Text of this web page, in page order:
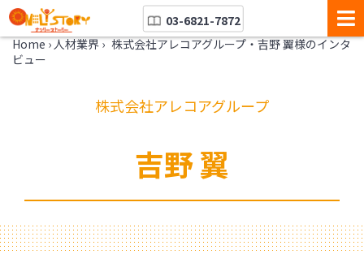
03-6821-7872
Home › 人材業界 › 株式会社アレコアグループ・吉野 翼様のインタ
ビュー
株式会社アレコアグループ
吉野 翼